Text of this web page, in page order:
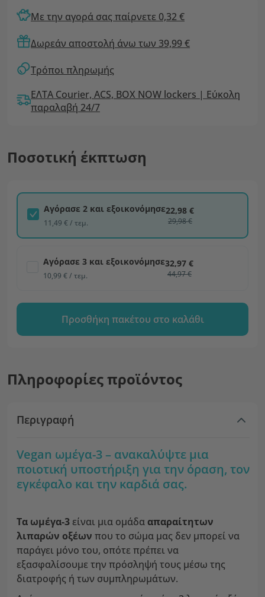
Με την αγορά σας παίρνετε 0,32 €
Δωρεάν αποστολή άνω των 39,99 €
Τρόποι πληρωμής
ΕΛΤΑ Courier, ACS, BOX NOW lockers | Εύκολη
παραλαβή 24/7
Ποσοτική έκπτωση
Αγόρασε 2 και εξοικονόμησε
11,49 € / τεμ.
22,98 €
29,98 €
Αγόρασε 3 και εξοικονόμησε
10,99 € / τεμ.
32,97 €
44,97 €
Προσθήκη πακέτου στο καλάθι
Πληροφορίες προϊόντος
Περιγραφή
Vegan ωμέγα-3 – ανακαλύψτε μια
ποιοτική υποστήριξη για την όραση, τον
εγκέφαλο και την καρδιά σας.
Τα ωμέγα-3 είναι μια ομάδα απαραίτητων
λιπαρών οξέων που το σώμα μας δεν μπορεί να
παράγει μόνο του, οπότε πρέπει να
εξασφαλίσουμε την πρόσληψή τους μέσω της
διατροφής ή των συμπληρωμάτων.